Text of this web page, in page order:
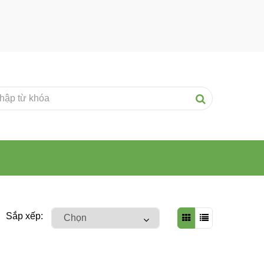
Sắp xếp: